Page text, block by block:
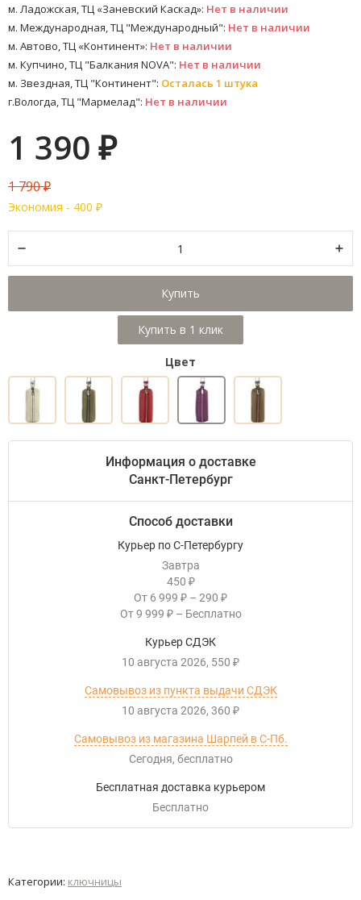
м. Ладожская, ТЦ «Заневский Каскад»: Нет в наличии
м. Международная, ТЦ "Международный": Нет в наличии
м. Автово, ТЦ «Континент»: Нет в наличии
м. Купчино, ТЦ "Балкания NOVA": Нет в наличии
м. Звездная, ТЦ "Континент": Осталась 1 штука
г.Вологда, ТЦ "Мармелад": Нет в наличии
1 390 ₽
1 790₽
Экономия - 400 ₽
Купить
Цвет
Информация о доставке
Санкт-Петербург
Способ доставки
Курьер по С-Петербургу
Завтра
450 ₽
От 6 999 ₽ – 290 ₽
От 9 999 ₽ – Бесплатно
Курьер СДЭК
10 августа 2026 550 ₽
Самовывоз из пункта выдачи СДЭК
10 августа 2026 360 ₽
Самовывоз из магазина Шарпей в С-Пб.
Сегодня
Бесплатно
Бесплатная доставка курьером
Бесплатно
Категории: ключницы